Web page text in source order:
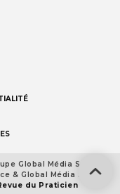
Global Média Santé
& Global Média Santé
du Praticien